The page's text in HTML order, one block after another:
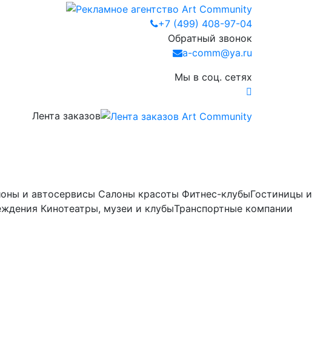
+7 (499) 408-97-04
Обратный звонок
a-comm@ya.ru
Мы в соц. сетях
Лента заказов
и автосервисы Салоны красоты Фитнес-клубыГостиницы и
Кинотеатры, музеи и клубыТранспортные компании